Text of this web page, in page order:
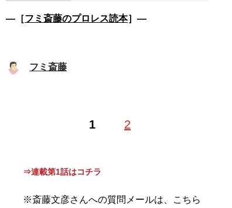
―［フミ斎藤のプロレス読本］―
フミ斎藤
1 2
⇒連載第1話はコチラ
※斎藤文彦さんへの質問メールは、こちら